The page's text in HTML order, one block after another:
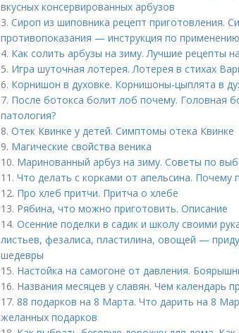
вкусных консервированных арбузов
3. Сироп из шиповника рецепт приготовления.
противопоказания — инструкция по применению
4. Как солить арбузы на зиму. Лучшие рецепты
5. Игра шуточная лотерея. Лотерея в стихах
6. Корнишон в духовке. Корнишоны-цыплята в
7. После ботокса болит лоб почему. Головная
патология?
8. Отек Квинке у детей. Симптомы отека Квинке
9. Магические свойства веника
10. Маринованный арбуз на зиму. Советы по
11. Что делать с корками от апельсина. Почему
12. Про хлеб притчи. Притча о хлебе
13. Рябина, что можно приготовить. Описание
14. Осенние поделки в садик и школу своими
листьев, фезалиса, пластилина, овощей —
шедевры
15. Настойка на самогоне от давления.
16. Названия месяцев у славян. Чем календарь
17. 88 подарков на 8 Марта. Что дарить на 8
желанных подарков